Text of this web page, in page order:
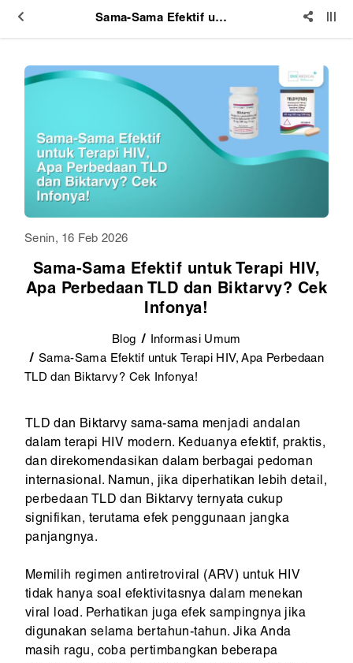
Sama-Sama Efektif untuk Terapi HIV, Apa Perbedaan TLD dan Biktarvy? Cek Infonya!
Senin, 16 Feb 2026
Sama-Sama Efektif untuk Terapi HIV,
Apa Perbedaan TLD dan Biktarvy? Cek
Infonya!
Blog
Informasi Umum
Sama-Sama Efektif untuk Terapi HIV, Apa Perbedaan
TLD dan Biktarvy? Cek Infonya!
TLD dan Biktarvy sama-sama menjadi andalan
dalam terapi HIV modern. Keduanya efektif, praktis,
dan direkomendasikan dalam berbagai pedoman
internasional. Namun, jika diperhatikan lebih detail,
perbedaan TLD dan Biktarvy ternyata cukup
signifikan, terutama efek penggunaan jangka
panjangnya.
Memilih regimen antiretroviral (ARV) untuk HIV
tidak hanya soal efektivitasnya dalam menekan
viral load. Perhatikan juga efek sampingnya jika
digunakan selama bertahun-tahun. Jika Anda
masih ragu, coba pertimbangkan beberapa